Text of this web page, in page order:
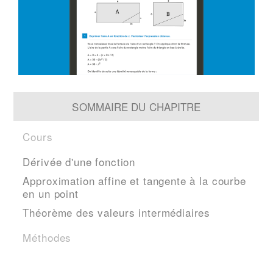
SOMMAIRE DU CHAPITRE
Cours
Dérivée d'une fonction
Approximation affine et tangente à la courbe
en un point
Théorème des valeurs intermédiaires
Méthodes